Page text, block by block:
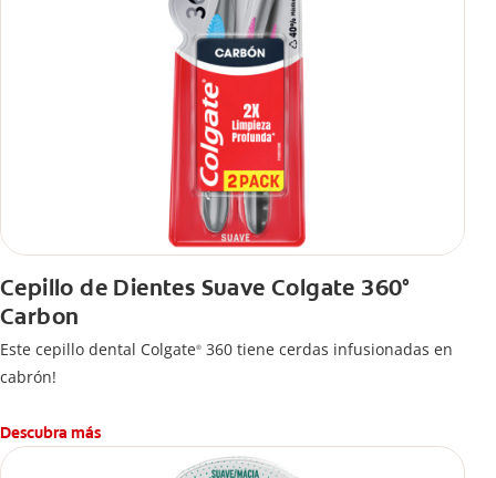
Cepillo de Dientes Suave Colgate 360°
Carbon
Este cepillo dental Colgate® 360 tiene cerdas infusionadas en
cabrón!
Descubra más